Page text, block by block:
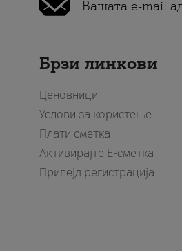
Брзи линкови
Ценовници
Услови за користење
Плати сметка
Активирајте Е-сметка
Припејд регистрација